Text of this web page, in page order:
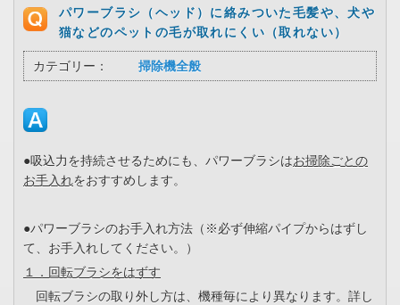
パワーブラシ（ヘッド）に絡みついた毛髪や、犬や
猫などのペットの毛が取れにくい（取れない）
カテゴリー： 掃除機全般
●吸込力を持続させるためにも、パワーブラシはお掃除ごとの
お手入れをおすすめします。
●パワーブラシのお手入れ方法（※必ず伸縮パイプからはずし
て、お手入れしてください。）
１．回転ブラシをはずす
回転ブラシの取り外し方は、機種毎により異なります。詳し